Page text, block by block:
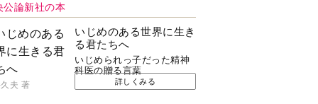
公論新社の本
いじめのある世界に生き
る君たちへ
いじめられっ子だった精神
科医の贈る言葉
夫 著 詳しくみる